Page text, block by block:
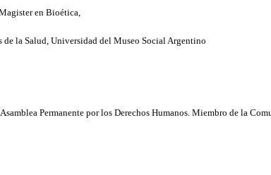
en Bioética,
dela Salud , Universidad del Museo Social Argentino
Permanentepor los Derechos Humanos. Miembro dela